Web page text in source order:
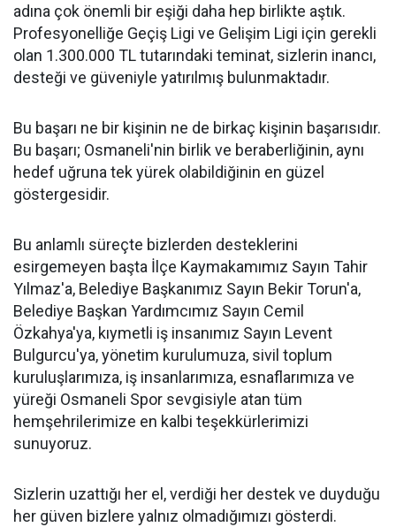
adına çok önemli bir eşiği daha hep birlikte aştık.
Profesyonelliğe Geçiş Ligi ve Gelişim Ligi için gerekli
olan 1.300.000 TL tutarındaki teminat, sizlerin inancı,
desteği ve güveniyle yatırılmış bulunmaktadır.
Bu başarı ne bir kişinin ne de birkaç kişinin başarısıdır.
Bu başarı; Osmaneli'nin birlik ve beraberliğinin, aynı
hedef uğruna tek yürek olabildiğinin en güzel
göstergesidir.
Bu anlamlı süreçte bizlerden desteklerini
esirgemeyen başta İlçe Kaymakamımız Sayın Tahir
Yılmaz'a, Belediye Başkanımız Sayın Bekir Torun'a,
Belediye Başkan Yardımcımız Sayın Cemil
Özkahya'ya, kıymetli iş insanımız Sayın Levent
Bulgurcu'ya, yönetim kurulumuza, sivil toplum
kuruluşlarımıza, iş insanlarımıza, esnaflarımıza ve
yüreği Osmaneli Spor sevgisiyle atan tüm
hemşehrilerimize en kalbi teşekkürlerimizi
sunuyoruz.
Sizlerin uzattığı her el, verdiği her destek ve duyduğu
her güven bizlere yalnız olmadığımızı gösterdi.